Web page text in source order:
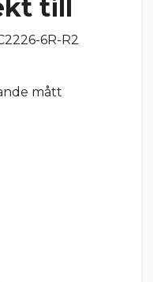
till
6R-R2
mått